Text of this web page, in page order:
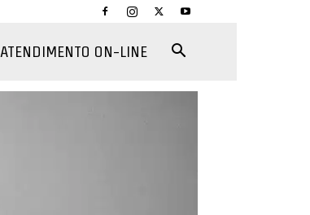
ATENDIMENTO ON-LINE